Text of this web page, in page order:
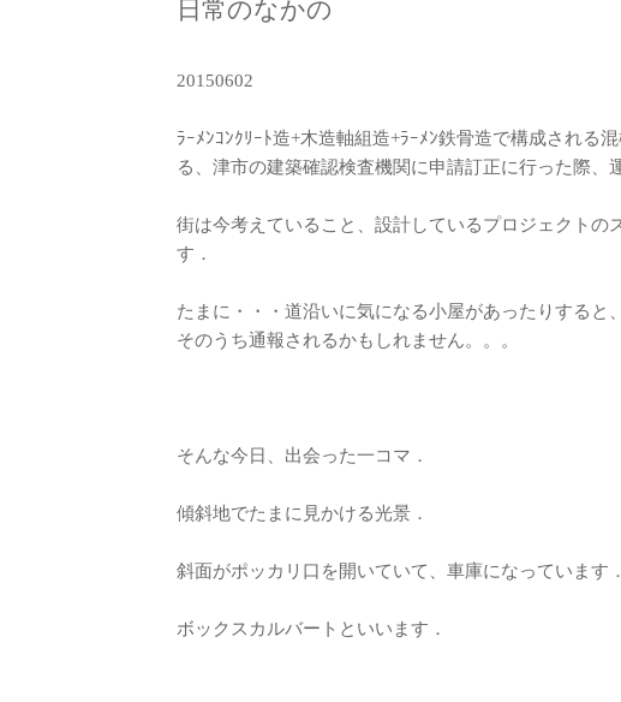
日常のなかの
20150602
ﾗｰﾒﾝｺﾝｸﾘｰﾄ造+木造軸組造+ﾗｰﾒﾝ鉄骨造で構成される
る、津市の建築確認検査機関に申請訂正に行った際、
街は今考えていること、設計しているプロジェクト
す．
たまに・・・道沿いに気になる小屋があったりすると
そのうち通報されるかもしれません。。。
そんな今日、出会った一コマ．
傾斜地でたまに見かける光景．
斜面がポッカリ口を開いていて、車庫になっています．
ボックスカルバートといいます．